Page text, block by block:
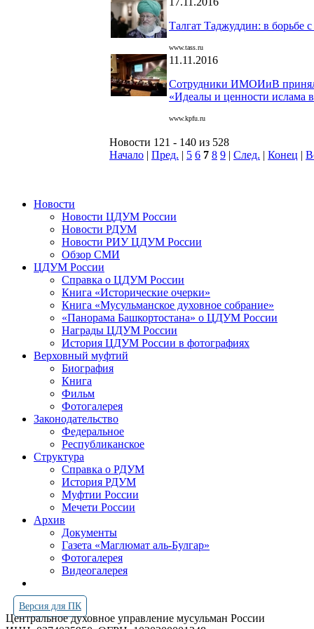
Талгат Таджуддин: в борьбе
www.tass.ru
11.11.2016
Сотрудники ИМОИиВ
«Идеалы и ценности ислама
www.kpfu.ru
Новости 121 - 140 из 528
Начало | Пред. | 5 6 7 8 9 | След. | Конец |
Новости
Новости ЦДУМ России
Новости РДУМ
Новости РИУ ЦДУМ России
Обзор СМИ
ЦДУМ России
Справка о ЦДУМ России
Книга «Исторические очерки»
Книга «Мусульманское духовное собрание»
«Панорама Башкортостана» о ЦДУМ России
Награды ЦДУМ России
История ЦДУМ России в фотографиях
Верховный муфтий
Биография
Книга
Фильм
Фотогалерея
Законодательство
Федеральное
Республиканское
Структура
Справка о РДУМ
История РДУМ
Муфтии России
Мечети России
Архив
Документы
Газета «Маглюмат аль-Булгар»
Фотогалерея
Видеогалерея
Версия для ПК
Центральное духовное управление мусульман России